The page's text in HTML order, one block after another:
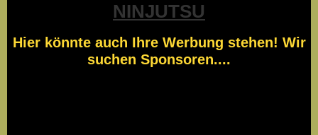
NINJUTSU
Hier könnte auch Ihre Werbung stehen! Wir
suchen Sponsoren....